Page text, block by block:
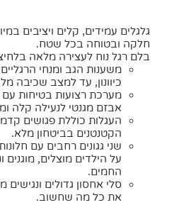
גלגלים עמידים, קלים ויציבים
חלקה ובטוחה בכל שטח.
בלם רגל נוח לעצירה מלאה
משענות הגב ומנחי
כיוונון, עד למצב שכיבה
אבזם מגנטי לנעילה קלה
העגלות כוללת פגושים
הקטנטנים בביטחון מלא.
שני גגונים רחבים עם
על הילדים מוצלים, מוגנים
החמים.
סלי אחסון גדולים
את כל מה שחשוב.